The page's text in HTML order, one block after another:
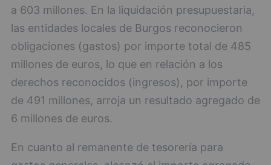
a 603 millones. En la liquidación presupuestaria,
las entidades locales de Burgos reconocieron
obligaciones (gastos) por importe total de 485
millones de euros, lo que en relación a los
derechos reconocidos (ingresos), por importe
de 491 millones, arroja un resultado agregado de
6 millones de euros.
En cuanto al remanente de tesorería para